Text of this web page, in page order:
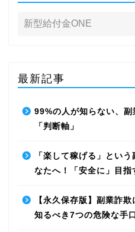
最新記事
99%の人が知らない、
「判断軸」
「楽して稼げる」とい
なたへ！「安全に」目指
【永久保存版】副業詐
知るべき7つの危険な手